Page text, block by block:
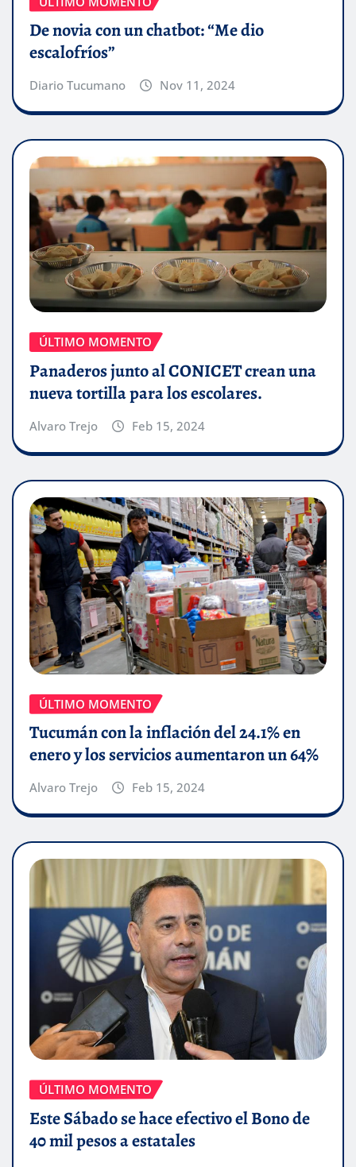
De novia con un chatbot: “Me dio
escalofríos”
Diario Tucumano Nov 11, 2024
ÚLTIMO MOMENTO
Panaderos junto al CONICET crean una
nueva tortilla para los escolares.
Alvaro Trejo Feb 15, 2024
ÚLTIMO MOMENTO
Tucumán con la inflación del 24.1% en
enero y los servicios aumentaron un 64%
Alvaro Trejo Feb 15, 2024
ÚLTIMO MOMENTO
Este Sábado se hace efectivo el Bono de
40 mil pesos a estatales